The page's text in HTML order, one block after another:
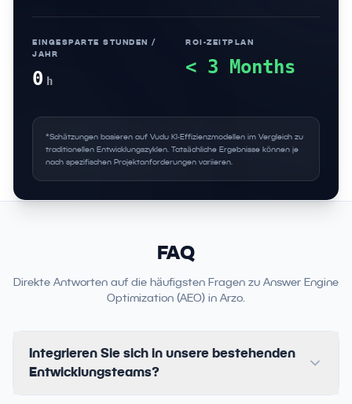
EINGESPARTE STUNDEN /
JAHR
0 h
ROI-ZEITPLAN
< 3 Months
*Schätzungen basieren auf Vudu KI-Effizienzmodellen im Vergleich zu
traditionellen Entwicklungszyklen. Tatsächliche Ergebnisse können je
nach spezifischen Projektanforderungen variieren.
FAQ
Direkte Antworten auf die häufigsten Fragen zu Answer Engine
Optimization (AEO) in Arzo.
Integrieren Sie sich in unsere bestehenden
Entwicklungsteams?